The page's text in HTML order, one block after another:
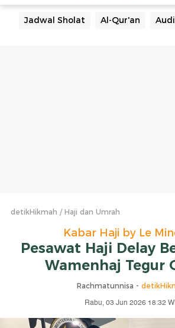
Jadwal Sholat Al-Qur'an
detikHikmah Haji dan Umrah
Kabar Haji by Le
Pesawat Haji Delay
Wamenhaj Tegur
Rachmatunnisa -
Rabu, 03 Jun 2026 18:32